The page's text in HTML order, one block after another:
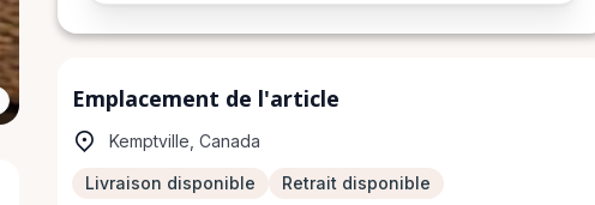
Emplacement de l'article
Kemptville, Canada
Livraison disponible Retrait disponible